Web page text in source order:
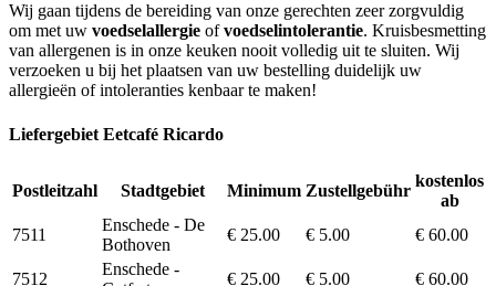
Wij gaan tijdens de bereiding van onze gerechten zeer zorgvuldig
om met uw voedselallergie ofvoedselintolerantie. Kruisbesmetting
van allergenen is in onze keuken nooit volledig uit te sluiten. Wij
verzoeken u bij het plaatsen van uw bestelling duidelijk uw
allergieën of intoleranties kenbaar te maken!
Liefergebiet Eetcafé Ricardo
Postleitzahl Stadtgebiet Minimum Zustellgebühr
kostenlos
ab
7511
Enschede - De
Bothoven
€ 25.00 € 5.00 € 60.00
7512
Enschede -
€ 25.00 € 5.00 € 60.00